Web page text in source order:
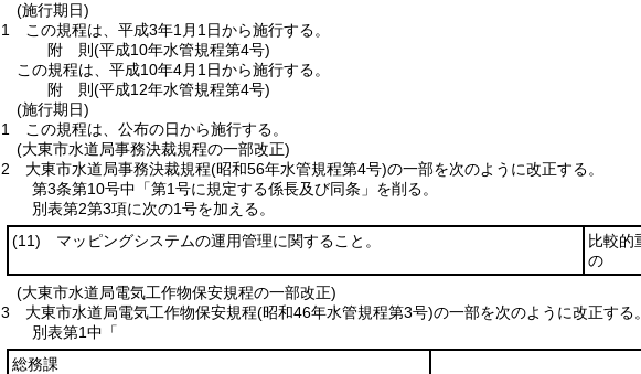
(施行期日)
1
この規程は、平成3年1月1日から施行する。
附 則(平成10年水管規程第4号)
この規程は、平成10年4月1日から施行する。
附 則(平成12年水管規程第4号)
(施行期日)
1
この規程は、公布の日から施行する。
(大東市水道局事務決裁規程の一部改正)
2
大東市水道局事務決裁規程(昭和56年水管規程第4号)の一部を次のように改正する。
第3条第10号中「第1号に規定する係長及び同条」を削る。
別表第2第3項に次の1号を加える。
(11) マッピングシステムの運用管理に関すること。
比較的
の
(大東市水道局電気工作物保安規程の一部改正)
3
大東市水道局電気工作物保安規程(昭和46年水管規程第3号)の一部を次のように改正する
別表第1中「
総務課